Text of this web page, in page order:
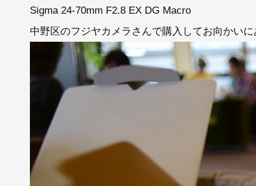
Sigma 24-70mm F2.8 EX DG Macro
中野区のフジヤカメラさんで購入してお向かい